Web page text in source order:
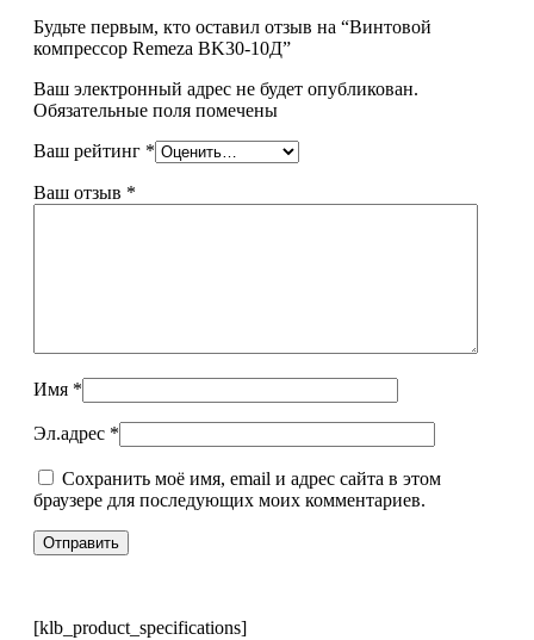
Будьте первым, кто оставил отзыв на “Винтовой
компрессор Remeza BK30-10Д”
Ваш электронный адрес не будет опубликован.
Обязательные поля помечены
Ваш рейтинг *
Ваш отзыв *
Имя *
Эл.адрес *
Сохранить моё имя, email и адрес сайта в этом
браузере для последующих моих комментариев.
[klb_product_specifications]